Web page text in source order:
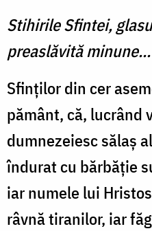
Stihirile Sfintei,
preaslăvită minune...
Sfinților din cer
pământ, că, lucrând
dumnezeiesc sălaș
îndurat cu bărbăție
iar numele lui
râvnă tiranilor, iar